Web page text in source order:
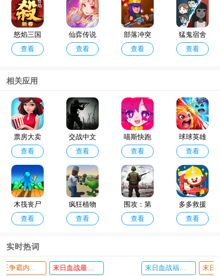
怒焰三国
杀oppo版
查看
仙弈传说
手游taptap
查看
部落冲突
破解版202
查看
猛鬼宿舍
最新版破
查看
咸鱼之王
最新版本
查看
金铲铲之
战体验服
官方版202
4
查看
相关应用
票房大卖
王台服
查看
交战中文
版
查看
喵斯快跑
国际服
查看
球球英雄
辅助器脚
本2024
查看
木筏丧尸
查看
疯狂植物
战争最新
查看
围攻：第
二次世界
查看
多多救援
队小游戏
查看
公主整理
推拉英雄
实时热词
末日血战福利版 末日血战华为版